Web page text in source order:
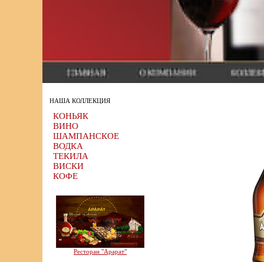
НАША КОЛЛЕКЦИЯ
КОНЬЯК
ВИНО
ШАМПАНСКОЕ
ВОДКА
ТЕКИЛА
ВИСКИ
КОФЕ
Ресторан "Арарат"